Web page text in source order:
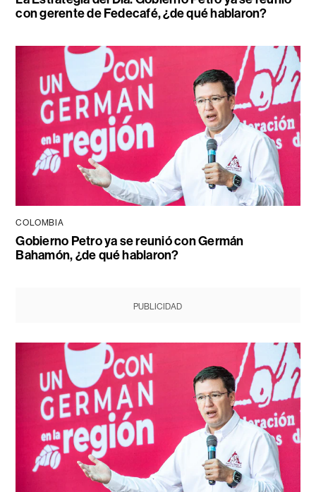
con gerente de Fedecafé, ¿de qué hablaron?
COLOMBIA
Gobierno Petro ya se reunió con Germán
Bahamón, ¿de qué hablaron?
PUBLICIDAD